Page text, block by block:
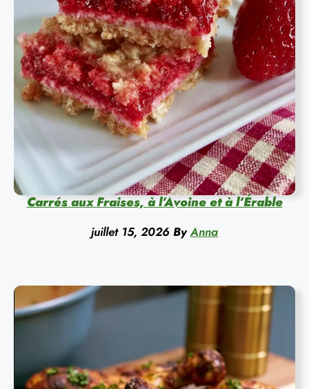
Carrés aux Fraises, à l’Avoine et à l’Érable
juillet 15, 2026 By Anna